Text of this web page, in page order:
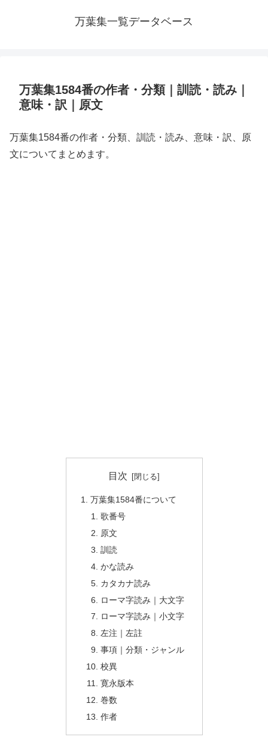
万葉集一覧データベース
万葉集1584番の作者・分類｜訓読・読み｜
意味・訳｜原文
万葉集1584番の作者・分類、訓読・読み、意味・訳、原
文についてまとめます。
目次
万葉集1584番について
歌番号
原文
訓読
かな読み
カタカナ読み
ローマ字読み｜大文字
ローマ字読み｜小文字
左注｜左註
事項｜分類・ジャンル
校異
寛永版本
巻数
作者